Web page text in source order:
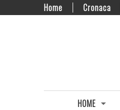
Home Cronaca
HOME